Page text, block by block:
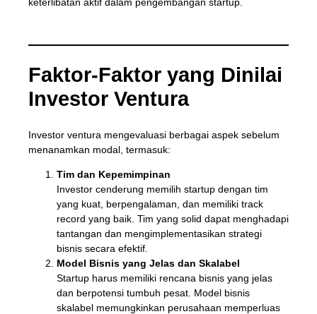
Faktor-Faktor yang Dinilai
Investor Ventura
Investor ventura mengevaluasi berbagai aspek sebelum
menanamkan modal, termasuk:
Tim dan Kepemimpinan
Investor cenderung memilih startup dengan tim
yang kuat, berpengalaman, dan memiliki track
record yang baik. Tim yang solid dapat menghadapi
tantangan dan mengimplementasikan strategi
bisnis secara efektif.
Model Bisnis yang Jelas dan Skalabel
Startup harus memiliki rencana bisnis yang jelas
dan berpotensi tumbuh pesat. Model bisnis
skalabel memungkinkan perusahaan memperluas